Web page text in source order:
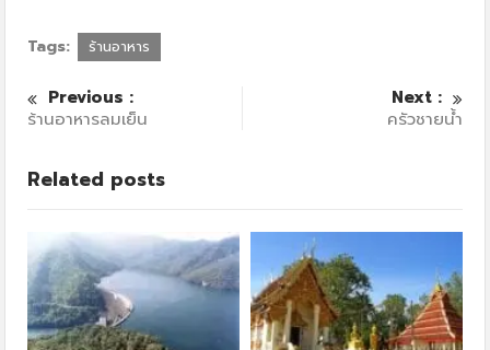
Tags: ร้านอาหาร
Previous :
ร้านอาหารลมเย็น
Next :
ครัวชายน้ำ
Related posts